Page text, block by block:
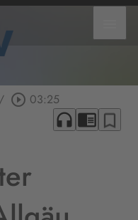
/ play_circle_outline 03:25
headphones chrome_reader_mode bookmark_border